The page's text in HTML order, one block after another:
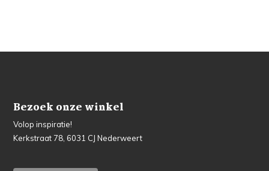
Bezoek onze winkel
Volop inspiratie!
Kerkstraat 78, 6031 CJ Nederweert